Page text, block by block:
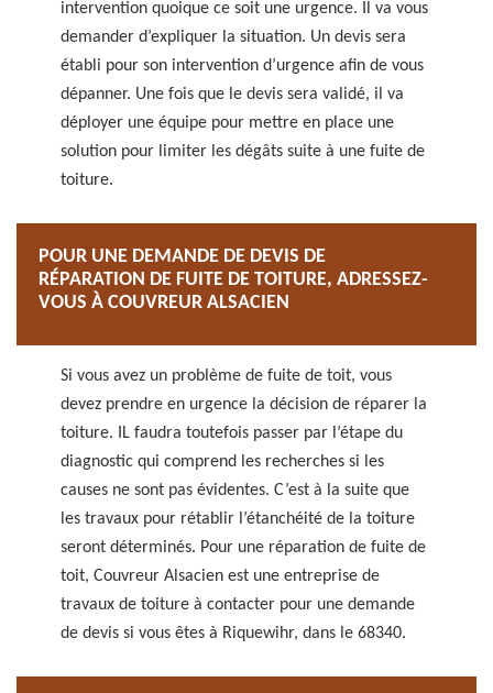
intervention quoique ce soit une urgence. Il va vous
demander d’expliquer la situation. Un devis sera
établi pour son intervention d’urgence afin de vous
dépanner. Une fois que le devis sera validé, il va
déployer une équipe pour mettre en place une
solution pour limiter les dégâts suite à une fuite de
toiture.
POUR UNE DEMANDE DE DEVIS DE
RÉPARATION DE FUITE DE TOITURE, ADRESSEZ-
VOUS À COUVREUR ALSACIEN
Si vous avez un problème de fuite de toit, vous
devez prendre en urgence la décision de réparer la
toiture. IL faudra toutefois passer par l’étape du
diagnostic qui comprend les recherches si les
causes ne sont pas évidentes. C’est à la suite que
les travaux pour rétablir l’étanchéité de la toiture
seront déterminés. Pour une réparation de fuite de
toit, Couvreur Alsacien est une entreprise de
travaux de toiture à contacter pour une demande
de devis si vous êtes à Riquewihr, dans le 68340.